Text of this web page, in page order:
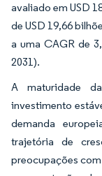
avaliado em USD
de USD 19,66
a uma CAGR de
2031).
A maturidade
investimento
demanda
trajetória de
preocupações